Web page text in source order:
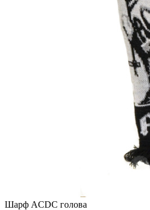
Шарф ACDC голова